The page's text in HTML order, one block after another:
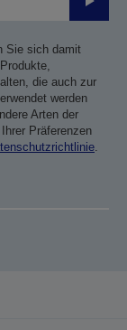
Sie sich damit
die auch zur
werden
Arten der
Präferenzen
.